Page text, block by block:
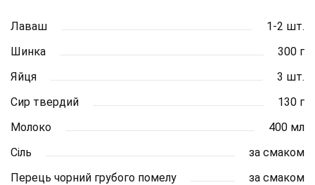
Лаваш
1-2 шт.
Шинка
300 г
Яйця
3 шт.
Сир твердий
130 г
Молоко
400 мл
Сіль
за смаком
Перець чорний грубого помелу
за смаком